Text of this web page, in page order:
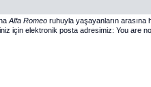
Alfa Romeo ruhuyla yaşayanların arasına
için elektronik posta adresimiz: You are